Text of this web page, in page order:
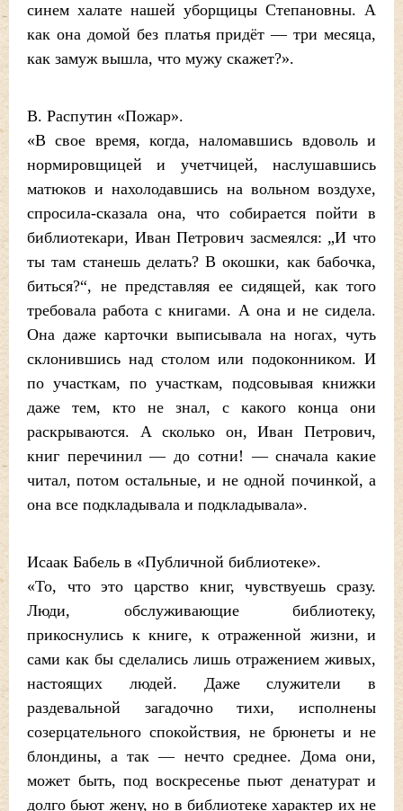
синем халате нашей уборщицы Степановны. А
как она домой без платья придёт — три месяца,
как замуж вышла, что мужу скажет?».
В. Распутин «Пожар».
«В свое время, когда, наломавшись вдоволь и
нормировщицей и учетчицей, наслушавшись
матюков и нахолодавшись на вольном воздухе,
спросила-сказала она, что собирается пойти в
библиотекари, Иван Петрович засмеялся: „И что
ты там станешь делать? В окошки, как бабочка,
биться?“, не представляя ее сидящей, как того
требовала работа с книгами. А она и не сидела.
Она даже карточки выписывала на ногах, чуть
склонившись над столом или подоконником. И
по участкам, по участкам, подсовывая книжки
даже тем, кто не знал, с какого конца они
раскрываются. А сколько он, Иван Петрович,
книг перечинил — до сотни! — сначала какие
читал, потом остальные, и не одной починкой, а
она все подкладывала и подкладывала».
Исаак Бабель в «Публичной библиотеке».
«То, что это царство книг, чувствуешь сразу.
Люди, обслуживающие библиотеку,
прикоснулись к книге, к отраженной жизни, и
сами как бы сделались лишь отражением живых,
настоящих людей. Даже служители в
раздевальной загадочно тихи, исполнены
созерцательного спокойствия, не брюнеты и не
блондины, а так — нечто среднее. Дома они,
может быть, под воскресенье пьют денатурат и
долго бьют жену, но в библиотеке характер их не